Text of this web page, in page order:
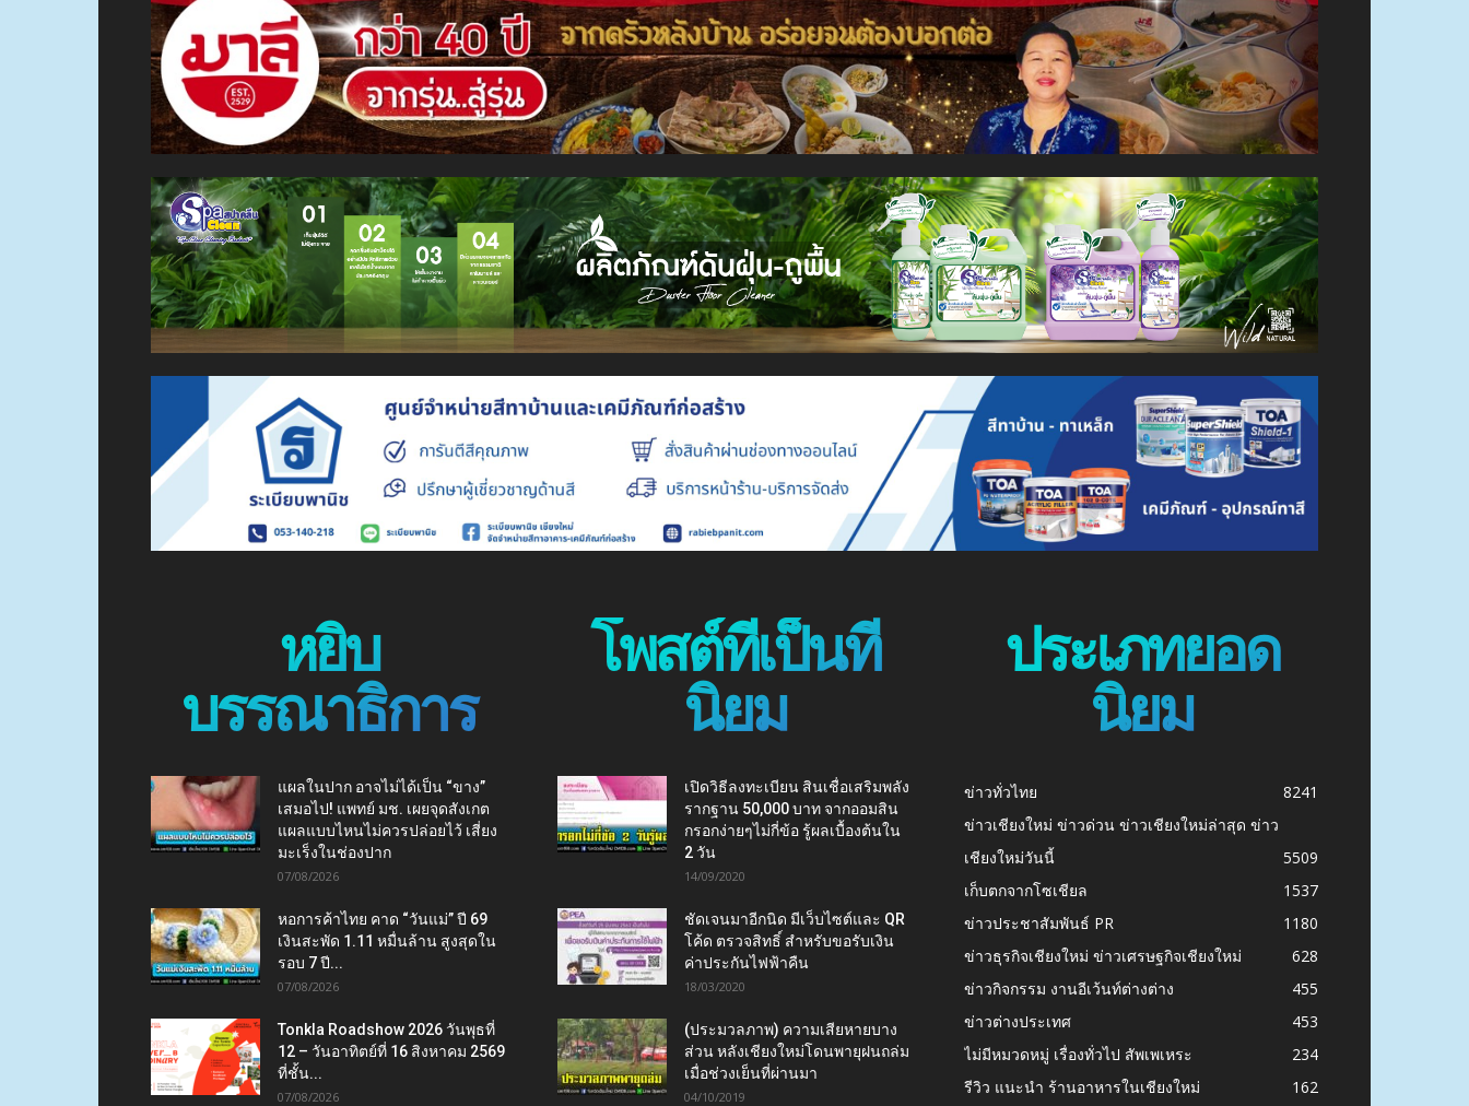
หยิบ
บรรณาธิการ
แผลในปาก อาจไม่ได้เป็น “ขาง”
เสมอไป! แพทย์ มช. เผยจุดสังเกต
แผลแบบไหนไม่ควรปล่อยไว้ เสี่ยง
มะเร็งในช่องปาก
07/08/2026
หอการค้าไทย คาด “วันแม่” ปี 69
เงินสะพัด 1.11 หมื่นล้าน สูงสุดใน
รอบ 7 ปี...
07/08/2026
Tonkla Roadshow 2026 วันพุธที่
12 – วันอาทิตย์ที่ 16 สิงหาคม 2569
ที่ชั้น...
07/08/2026
โพสต์ที่เป็นที่
นิยม
เปิดวิธีลงทะเบียน สินเชื่อเสริมพลัง
รากฐาน 50,000 บาท จากออมสิน
กรอกง่ายๆไม่กี่ข้อ รู้ผลเบื้องต้นใน
2 วัน
14/09/2020
ชัดเจนมาอีกนิด มีเว็บไซต์และ QR
โค้ด ตรวจสิทธิ์ สำหรับขอรับเงิน
ค่าประกันไฟฟ้าคืน
18/03/2020
(ประมวลภาพ) ความเสียหายบาง
ส่วน หลังเชียงใหม่โดนพายุฝนถล่ม
เมื่อช่วงเย็นที่ผ่านมา
04/10/2019
ประเภทยอด
นิยม
ข่าวทั่วไทย
8241
ข่าวเชียงใหม่ ข่าวด่วน ข่าวเชียงใหม่ล่าสุด ข่าว
เชียงใหม่วันนี้
5509
เก็บตกจากโซเชียล
1537
ข่าวประชาสัมพันธ์ PR
1180
ข่าวธุรกิจเชียงใหม่ ข่าวเศรษฐกิจเชียงใหม่
628
ข่าวกิจกรรม งานอีเว้นท์ต่างต่าง
455
ข่าวต่างประเทศ
453
ไม่มีหมวดหมู่ เรื่องทั่วไป สัพเพเหระ
234
รีวิว แนะนำ ร้านอาหารในเชียงใหม่
162